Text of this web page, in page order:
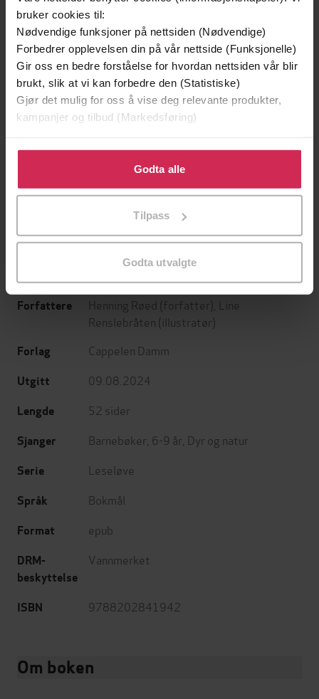
bruker cookies til:
Nødvendige funksjoner på nettsiden (Nødvendige)
Forbedrer opplevelsen din på vår nettside (Funksjonelle)
Gir oss en bedre forståelse for hvordan nettsiden vår blir
brukt, slik at vi kan forbedre den (Statistiske)
Gjør det mulig for oss å vise deg relevante produkter,
kampanjer og tilbud (Markedsføring)
Klikk på «Godta alle» for å gi oss ditt samtykke til å
bruke cookies for alle disse formålene. Du kan også
tilpasse ditt samtykke til spesifikke formål ved å klikke
Godta alle
Tilpass
Godta utvalgte
Minnesota
Utskudd
Forfattere Henning Røed (forfatter),
Line
Renslebråten (illustratør)
Forlag Cappelen Damm
Utgitt 09.08.2024
Lengde 52 sider
Sjanger Barnebøker 6-9 år Dyr og natur
Serie Leseløve
Språk Bokmål
Format epub
DRM-
beskyttelse
Vannmerket
ISBN 9788202841942
Om boken